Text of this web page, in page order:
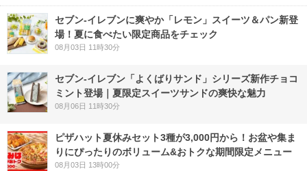
セブン‐イレブンに爽やか「レモン」スイーツ＆パン新登
場！夏に食べたい限定商品をチェック
08月03日 11時30分
セブン‐イレブン「よくばりサンド」シリーズ新作チョコ
ミント登場｜夏限定スイーツサンドの爽快な魅力
08月06日 11時30分
ピザハット夏休みセット3種が3,000円から！お盆や集ま
りにぴったりのボリューム&おトクな期間限定メニュー
08月03日 13時00分